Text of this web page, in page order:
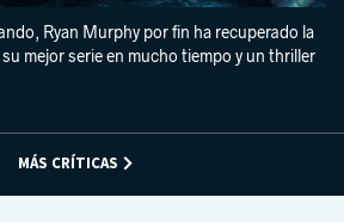
Ryan Murphy por fin ha recuperado la
mejor serie en mucho tiempo y un thriller
MÁS CRÍTICAS